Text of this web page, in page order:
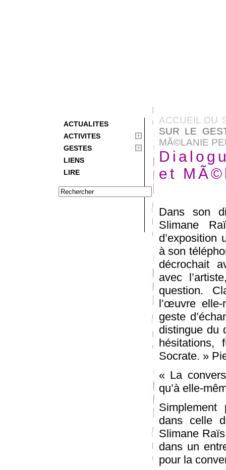
ACTUALITES
ACTIVITES
GESTES
LIENS
LIRE
ACCUEIL DU
SUR LE
MÃ©LANIE
et
Dans son
Slimane
d’exposition
à son
décrochait
avec
question.
l’œuvre
geste
distingue du
Socrate. »
« La
qu’à elle-
dans celle
Slimane
dans un
pour la